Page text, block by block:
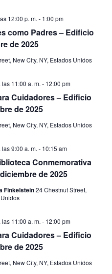
s
d
e
E
e
n
o
como Padres – Edificio
de 2025
12:00 p. m.- 1:00 pm
New City, NY, Estados Unidos
Cuidadores – Edificio
de 2025
11:00 a. m.- 12:00 pm
New City, NY, Estados Unidos
Conmemorativa
de 2025
9:00 a. m.- 10:15 am
Finkelstein24 Chestnut Street,
Cuidadores – Edificio
de 2025
11:00 a. m.- 12:00 pm
New City, NY, Estados Unidos